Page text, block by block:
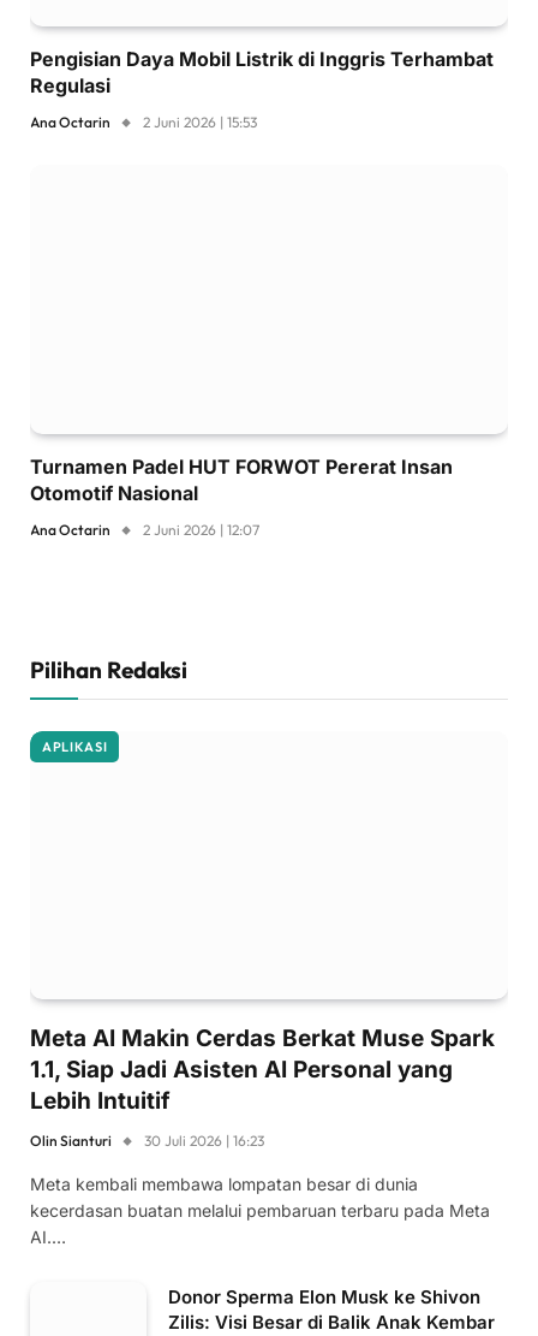
Pengisian Daya Mobil Listrik di Inggris Terhambat
Regulasi
Ana Octarin 2 Juni 2026 | 15:53
Turnamen Padel HUT FORWOT Pererat Insan
Otomotif Nasional
Ana Octarin 2 Juni 2026 | 12:07
Pilihan Redaksi
APLIKASI
Meta AI Makin Cerdas Berkat Muse Spark
1.1, Siap Jadi Asisten AI Personal yang
Lebih Intuitif
Olin Sianturi 30 Juli 2026 | 16:23
Meta kembali membawa lompatan besar di dunia
kecerdasan buatan melalui pembaruan terbaru pada Meta
AI.…
Donor Sperma Elon Musk ke Shivon
Zilis: Visi Besar di Balik Anak Kembar